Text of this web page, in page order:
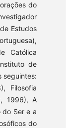
do
Estudos
Católica
de
seguintes:
Filosofia
1996), A
do Ser e a
do